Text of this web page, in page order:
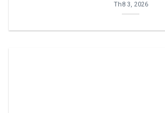
Th8 3, 2026